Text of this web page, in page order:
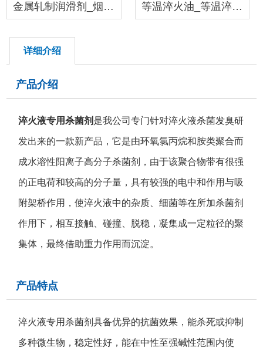
金属轧制润滑剂_烟台轧制润滑剂 等温淬火油_等温淬火油
详细介绍
产品介绍
淬火液专用杀菌剂 是我公司专门针对淬火液杀菌发臭研
发出来的一款新产品，它是由环氧氯丙烷和胺类聚合而
成水溶性阳离子高分子杀菌剂，由于该聚合物带有很强
的正电荷和较高的分子量，具有较强的电中和作用与吸
附架桥作用，使淬火液中的杂质、细菌等在所加杀菌剂
作用下，相互接触、碰撞、脱稳，凝集成一定粒径的聚
集体，最终借助重力作用而沉淀。
产品特点
淬火液专用杀菌剂具备优异的抗菌效果，能杀死或抑制
多种微生物，稳定性好，能在中性至强碱性范围内使